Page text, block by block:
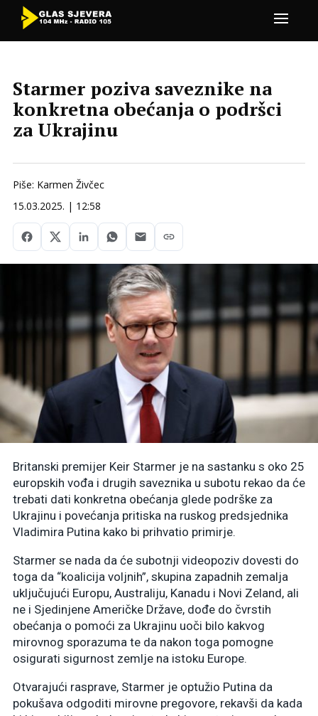
Starmer poziva saveznike na
konkretna obećanja o podršci
za Ukrajinu
Piše: Karmen Živčec
15.03.2025. | 12:58
Britanski premijer Keir Starmer je na sastanku s oko 25
europskih vođa i drugih saveznika u subotu rekao da će
trebati dati konkretna obećanja glede podrške za
Ukrajinu i povećanja pritiska na ruskog predsjednika
Vladimira Putina kako bi prihvatio primirje.
Starmer se nada da će subotnji videopoziv dovesti do
toga da “koalicija voljnih”, skupina zapadnih zemalja
uključujući Europu, Australiju, Kanadu i Novi Zeland, ali
ne i Sjedinjene Američke Države, dođe do čvrstih
obećanja o pomoći za Ukrajinu uoči bilo kakvog
mirovnog sporazuma te da nakon toga pomogne
osigurati sigurnost zemlje na istoku Europe.
Otvarajući rasprave, Starmer je optužio Putina da
pokušava odgoditi mirovne pregovore, rekavši da kada